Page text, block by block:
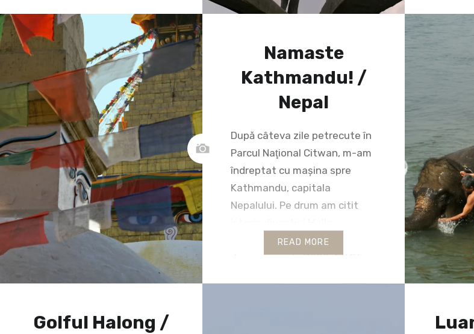
suspectez că vine de undeva
din Papua, una dintre cele
17.500…
întregi
Namaste
Kathmandu! /
Nepal
După câteva zile petrecute în
Parcul Naţional Citwan, m-am
îndreptat cu mașina spre
Kathmandu, capitala
Nepalului. Pe drum am citit
stăpâna Văii Kathmandu timp
de cinci secole (1200-1768).
READ MORE
Golful Halong /